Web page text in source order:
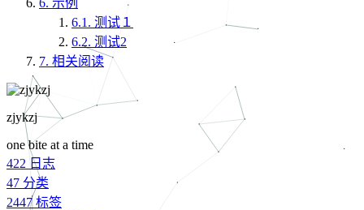
6. 示例
6.1. 测试１
6.2. 测试2
7. 相关阅读
zjykzj
one bite at a time
422 日志
47 分类
2447 标签